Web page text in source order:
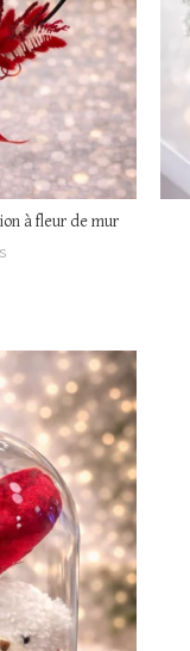
à fleur de mur